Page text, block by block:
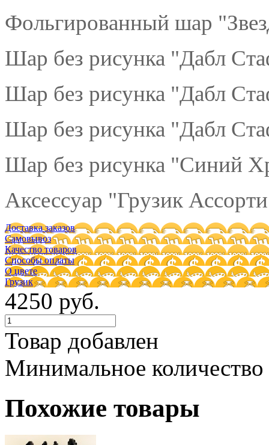
Фольгированный шар
Шар без рисунка "Дабл
Шар без рисунка "Дабл
Шар без рисунка "Дабл
Шар без рисунка "Синий
Аксессуар "Грузик
Доставка заказов
Самовывоз
Качество товаров
Способы оплаты
О цвете
Грузик
4250 руб.
Товар добавлен
Минимальное
Похожие товары